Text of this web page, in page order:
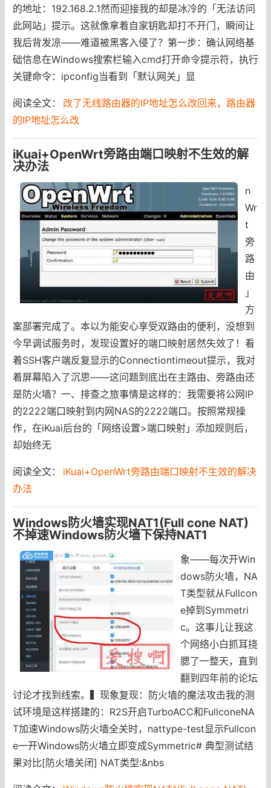
的地址：192.168.2.1然而迎接我的却是冰冷的「无法访问
此网站」提示。这就像拿着自家钥匙却打不开门，瞬间让
我后背发凉——难道被黑客入侵了？第一步：确认网络基
础信息在Windows搜索栏输入cmd打开命令提示符，执行
关键命令：ipconfig当看到「默认网关」显
阅读全文：
改了无线路由器的IP地址怎么改回来，路由器
的IP地址怎么改
iKuai+OpenWrt旁路由端口映射不生效的解
决办法
n
Wr
t
旁
路
由
」
方
案部署完成了。本以为能安心享受双路由的便利，没想到
今早调试服务时，发现设置好的端口映射居然失效了！看
着SSH客户端反复显示的Connectiontimeout提示，我对
着屏幕陷入了沉思——这问题到底出在主路由、旁路由还
是防火墙？一、排查之旅事情是这样的：我需要将公网IP
的2222端口映射到内网NAS的2222端口。按照常规操
作，在iKuai后台的「网络设置>端口映射」添加规则后，
却始终无
阅读全文：
iKuai+OpenWrt旁路由端口映射不生效的解决
办法
Windows防火墙实现NAT1(Full cone NAT)
不掉速Windows防火墙下保持NAT1
象——每次开Win
dows防火墙，NA
T类型就从Fullcon
e掉到Symmetri
c。这事儿让我这
个网络小白抓耳挠
腮了一整天，直到
翻到四年前的论坛
讨论才找到线索。▍现象复现：防火墙的魔法攻击我的测
试环境是这样搭建的：R2S开启TurboACC和FullconeNA
T加速Windows防火墙全关时，nattype-test显示Fullcon
e一开Windows防火墙立即变成Symmetric# 典型测试结
果对比[防火墙关闭] NAT类型:&nbs